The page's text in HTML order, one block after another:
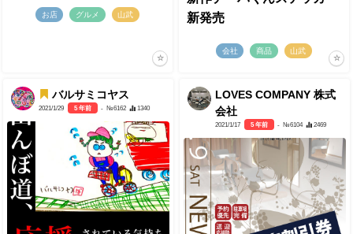
お店 グルメ 山武
新発売
会社 商品 山武
バルサミコヤス
2021/1/29 5 年前 - №6162 1340
LOVES COMPANY 株式
会社
2021/1/17 5 年前 - №6104 2469